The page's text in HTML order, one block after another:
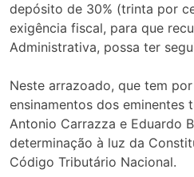
depósito de 30% (trinta por
exigência fiscal, para que
Administrativa, possa ter
Neste arrazoado, que tem
ensinamentos dos eminentes
Antonio Carrazza e Eduardo
determinação à luz da
Código Tributário Nacional.